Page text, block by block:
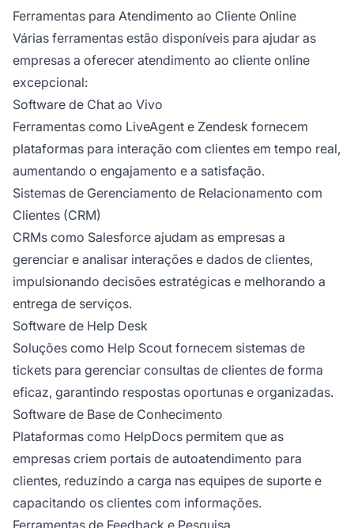
Ferramentas para Atendimento ao Cliente Online
Várias ferramentas estão disponíveis para ajudar as
empresas a oferecer atendimento ao cliente online
excepcional:
Software de Chat ao Vivo
Ferramentas como LiveAgent e Zendesk fornecem
plataformas para interação com clientes em tempo real,
aumentando o engajamento e a satisfação.
Sistemas de Gerenciamento de Relacionamento com
Clientes (CRM)
CRMs como Salesforce ajudam as empresas a
gerenciar e analisar interações e dados de clientes,
impulsionando decisões estratégicas e melhorando a
entrega de serviços.
Software de Help Desk
Soluções como Help Scout fornecem sistemas de
tickets para gerenciar consultas de clientes de forma
eficaz, garantindo respostas oportunas e organizadas.
Software de Base de Conhecimento
Plataformas como HelpDocs permitem que as
empresas criem portais de autoatendimento para
clientes, reduzindo a carga nas equipes de suporte e
capacitando os clientes com informações.
Ferramentas de Feedback e Pesquisa